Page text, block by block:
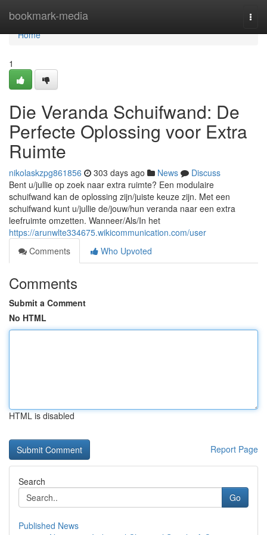
bookmark-media
Home
Home
1
Die Veranda Schuifwand: De
Perfecte Oplossing voor Extra
Ruimte
nikolaskzpg861856 303 days ago News
Discuss
Bent u/jullie op zoek naar extra ruimte? Een modulaire
schuifwand kan de oplossing zijn/juiste keuze zijn. Met een
schuifwand kunt u/jullie de/jouw/hun veranda naar een extra
leefruimte omzetten. Wanneer/Als/In het
https://arunwlte334675.wikicommunication.com/user
Comments
Who Upvoted
Comments
Submit a Comment
No HTML
HTML is disabled
Report Page
Search
Go
Published News